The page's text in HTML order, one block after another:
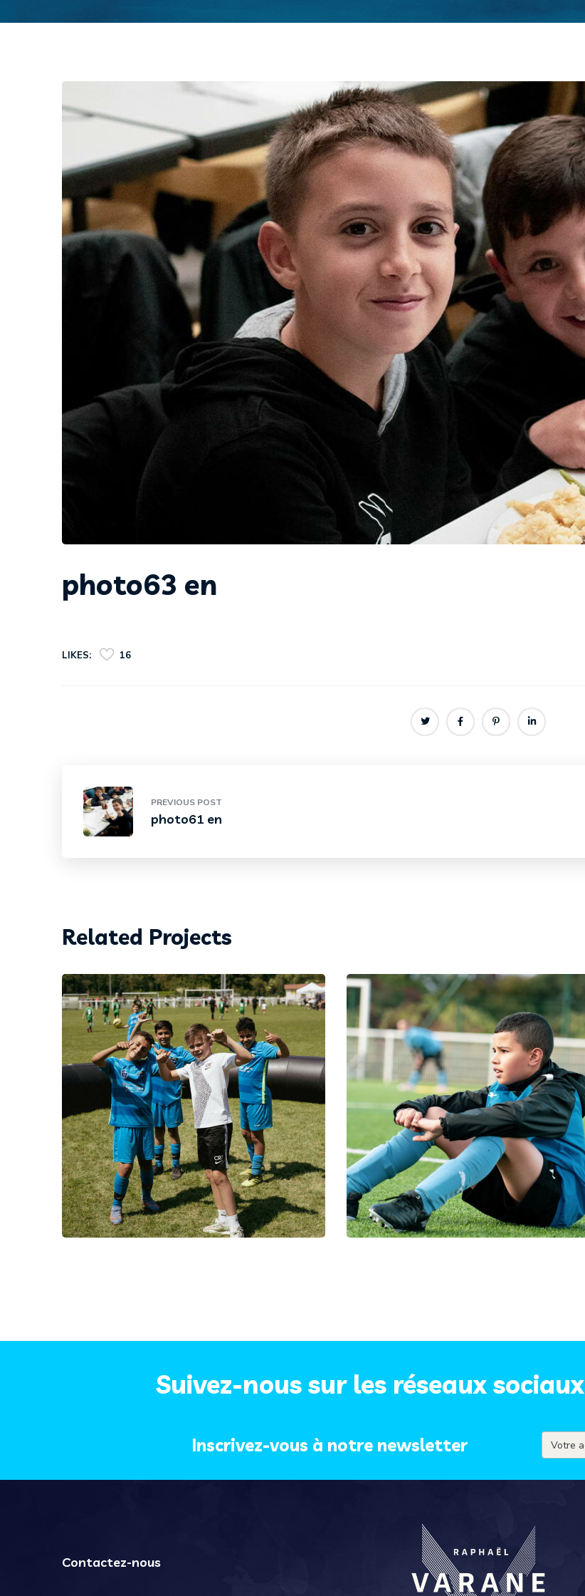
photo63 en
LIKES: 16
PREVIOUS POST
photo61 en
Related Projects
photo64 en photo76 en
Suivez-nous sur les réseaux sociaux
Inscrivez-vous à notre newsletter
Contactez-nous